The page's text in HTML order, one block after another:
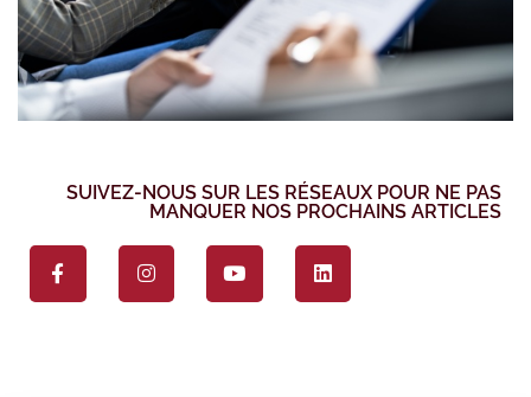
SUIVEZ-NOUS SUR LES RÉSEAUX POUR NE PAS
MANQUER NOS PROCHAINS ARTICLES